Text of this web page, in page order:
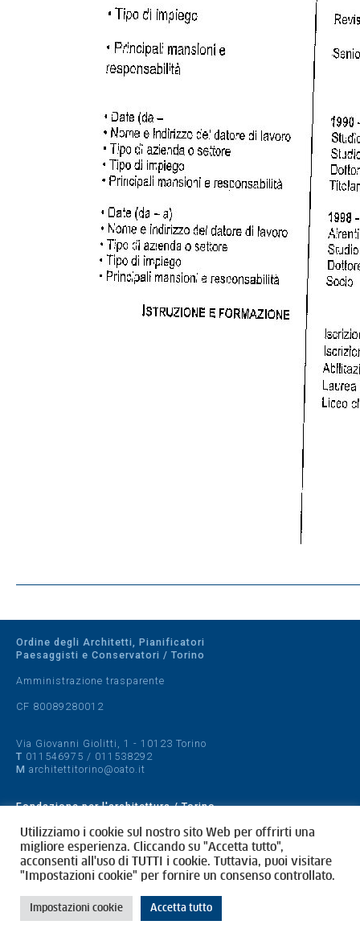
Ordine degli Architetti, Pianificatori
Paesaggisti e Conservatori / Torino
Amministrazione trasparente
CF 80089280012
Via Giovanni Giolitti, 1 - 10123 Torino
T 011546975 / 011538292
M architettitorino@oato.it
Fondazione per l'architettura / Torino
Designed by quattrolinee.it
Cookie Policy
Privacy Policy
Utilizziamo i cookie sul nostro sito Web per offrirti una
migliore esperienza. Cliccando su "Accetta tutto",
acconsenti all'uso di TUTTI i cookie. Tuttavia, puoi visitare
"Impostazioni cookie" per fornire un consenso controllato.
Impostazioni cookie Accetta tutto